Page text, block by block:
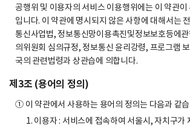
공행위 및 이용자의 서비스 이용행위에는 이 약관이
입니다. 이 약관에 명시되지 않은 사항에 대해서는
통신사업법, 정보통신망이용촉진및정보보호등에
의위원회 심의규정, 정보통신 윤리강령, 프로그램
국의 관련법령과 상관습에 의합니다.
제3조 (용어의 정의)
① 이 약관에서 사용하는 용어의 정의는 다음과 같
1. 이용자 : 서비스에 접속하여 서울시, 자치구가